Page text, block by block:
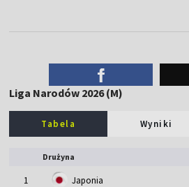
Liga Narodów 2026 (M)
Tabela Wyniki
Drużyna
1 Japonia